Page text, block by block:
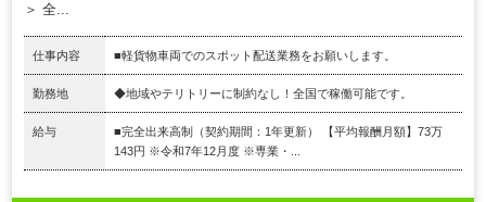
＞ 全...
仕事内容 ■軽貨物車両でのスポット配送業務をお願いします。
勤務地 ◆地域やテリトリーに制約なし！全国で稼働可能です。
給与
■完全出来高制（契約期間：1年更新） 【平均報酬月額】73万
143円 ※令和7年12月度 ※専業・...